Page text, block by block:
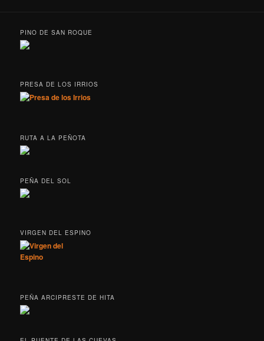
PINO DE SAN ROQUE
PRESA DE LOS IRRIOS
RUTA A LA PEÑOTA
PEÑA DEL SOL
VIRGEN DEL ESPINO
PEÑA ARCIPRESTE DE HITA